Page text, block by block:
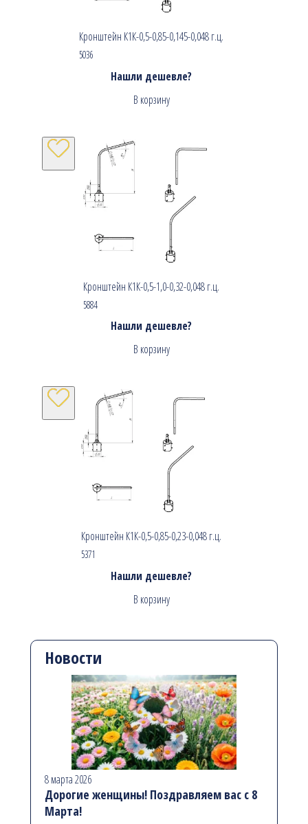
Кронштейн К1К-0,5-0,85-0,145-0,048 г.ц.
5036
Нашли дешевле?
В корзину
Кронштейн К1К-0,5-1,0-0,32-0,048 г.ц.
5884
Нашли дешевле?
В корзину
Кронштейн К1К-0,5-0,85-0,23-0,048 г.ц.
5371
Нашли дешевле?
В корзину
Новости
8 марта 2026
Дорогие женщины! Поздравляем вас с 8
Марта!